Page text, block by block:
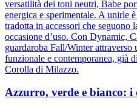
versatilità dei toni neutri, Babe
energica e sperimentale. A unirle
tradotta in accessori che seguono
occasione d’uso. Con Dynamic,
guardaroba Fall/Winter attraverso
funzionale e contemporanea, già
Corolla di Milazzo.
Azzurro, verde e bianco: i